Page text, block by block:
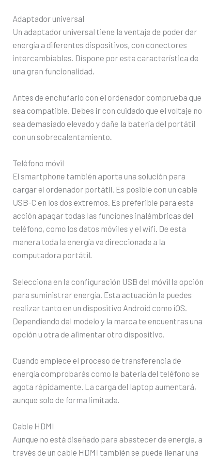
Adaptador universal
Un adaptador universal tiene la ventaja de poder dar
energía a diferentes dispositivos, con conectores
intercambiables. Dispone por esta característica de
una gran funcionalidad.
Antes de enchufarlo con el ordenador comprueba que
sea compatible. Debes ir con cuidado que el voltaje no
sea demasiado elevado y dañe la batería del portátil
con un sobrecalentamiento.
Teléfono móvil
El smartphone también aporta una solución para
cargar el ordenador portátil. Es posible con un cable
USB-C en los dos extremos. Es preferible para esta
acción apagar todas las funciones inalámbricas del
teléfono, como los datos móviles y el wifi. De esta
manera toda la energía va direccionada a la
computadora portátil.
Selecciona en la configuración USB del móvil la opción
para suministrar energía. Esta actuación la puedes
realizar tanto en un dispositivo Android como iOS.
Dependiendo del modelo y la marca te encuentras una
opción u otra de alimentar otro dispositivo.
Cuando empiece el proceso de transferencia de
energía comprobarás como la batería del teléfono se
agota rápidamente. La carga del laptop aumentará,
aunque solo de forma limitada.
Cable HDMI
Aunque no está diseñado para abastecer de energía, a
través de un cable HDMI también se puede llenar una